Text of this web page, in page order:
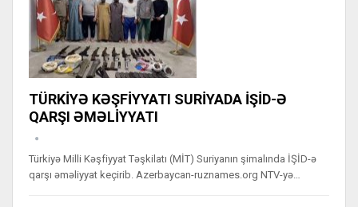
TÜRKİYƏ KƏŞFİYYATI SURİYADA İŞİD-Ə
QARŞI ƏMƏLİYYATI
Türkiyə Milli Kəşfiyyat Təşkilatı (MİT) Suriyanın şimalında İŞİD-ə
qarşı əməliyyat keçirib. Azerbaycan-ruznames.org NTV-yə…